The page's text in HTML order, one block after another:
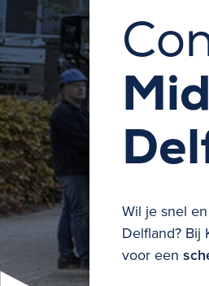
Wil je snel
Delfland? Bij
voor een